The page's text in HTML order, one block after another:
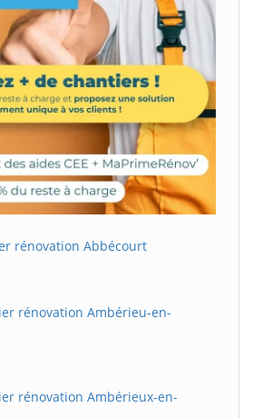
rénovation Abbécourt
rénovation Ambérieu-en-
rénovation Ambérieux-en-